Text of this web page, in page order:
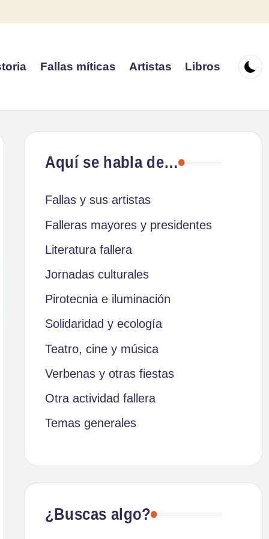
Fallas míticas Artistas Libros
Aquí se habla de…
Fallas y sus artistas
Falleras mayores y presidentes
Literatura fallera
Jornadas culturales
Pirotecnia e iluminación
Solidaridad y ecología
Teatro, cine y música
Verbenas y otras fiestas
Otra actividad fallera
Temas generales
¿Buscas algo?